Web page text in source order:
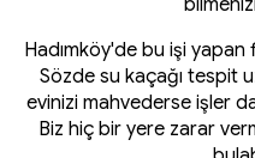
Hadımköy'de bu işi
Sözde su kaçağı tespit
evinizi mahvederse işler
Biz hiç bir yere zarar